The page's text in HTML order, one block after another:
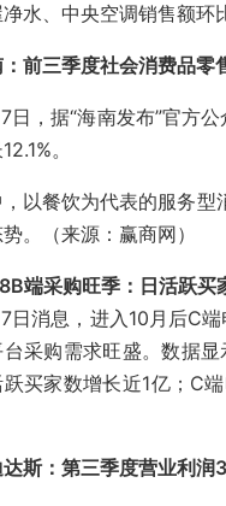
水、中央空调销售额环
前三季度社会消费品零
7日，据“海南发布”官方
。
以餐饮为代表的服务型
。（来源：赢商网）
端采购旺季：日活跃买
7日消息，进入10月后C
采购需求旺盛。数据
跃买家数增长近1亿；C
达斯：第三季度营业利